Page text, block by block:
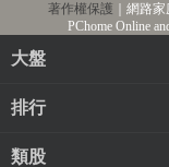
著作權保護 ｜網路
PChome Online
大盤
排行
類股